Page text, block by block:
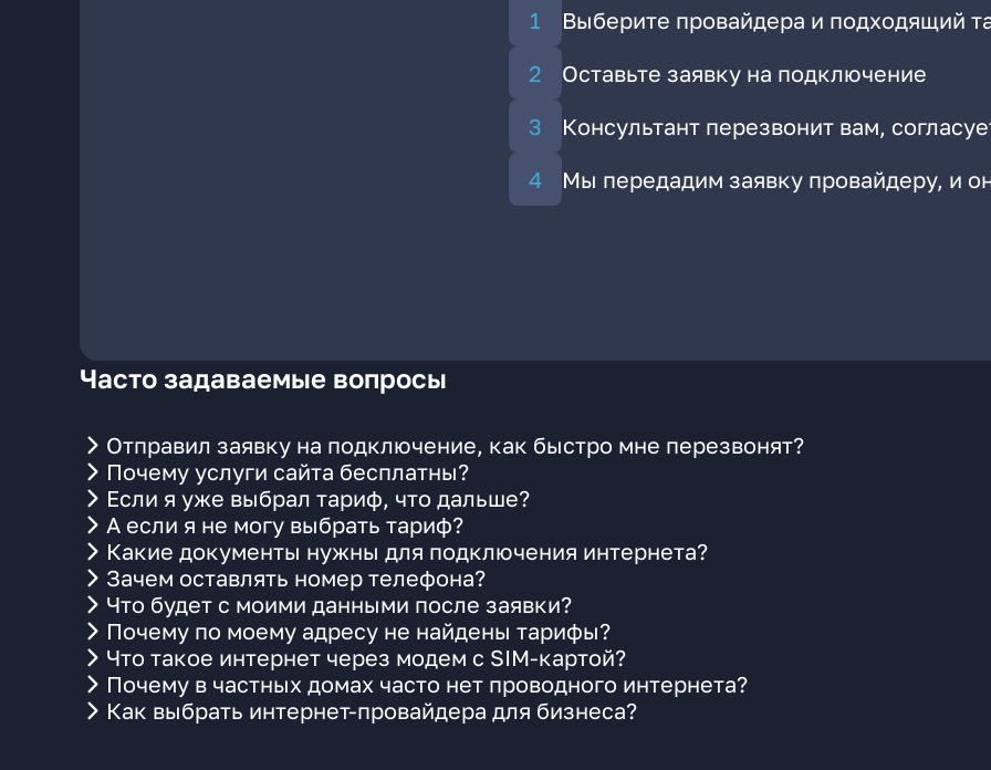
Выберите провайдера и подходящий
Оставьте заявку на подключение
Консультант перезвонит вам,
Мы передадим заявку провайдеру, и
Часто задаваемые вопросы
Отправил заявку на подключение, как быстро мне перезвонят?
Почему услуги сайта бесплатны?
Если я уже выбрал тариф, что дальше?
А если я не могу выбрать тариф?
Какие документы нужны для подключения интернета?
Зачем оставлять номер телефона?
Что будет с моими данными после заявки?
Почему по моему адресу не найдены тарифы?
Что такое интернет через модем с SIM-картой?
Почему в частных домах часто нет проводного интернета?
Как выбрать интернет-провайдера для бизнеса?